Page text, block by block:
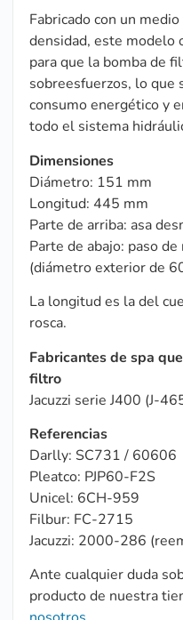
Fabricado con un
densidad, este modelo
para que la bomba de
sobreesfuerzos, lo que
consumo energético y
todo el sistema
Dimensiones
Diámetro: 151 mm
Longitud: 445 mm
Parte de arriba: asa
Parte de abajo: paso
(diámetro exterior de
La longitud es la del
rosca.
Fabricantes de spa
filtro
Jacuzzi serie J400 (J-
Referencias
Darlly: SC731 / 60606
Pleatco: PJP60-F2S
Unicel: 6CH-959
Filbur: FC-2715
Jacuzzi: 2000-286
Ante cualquier duda
producto de nuestra